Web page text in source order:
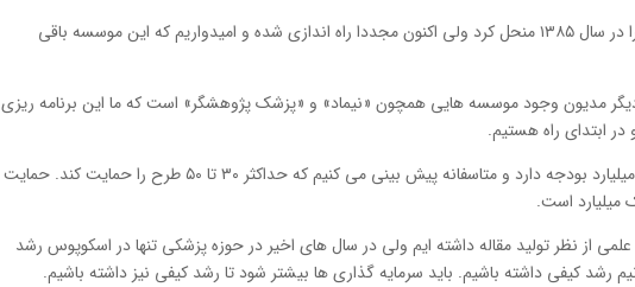
وی افزود: وزارت بهداشت نیماد را در سال ۱۳۸۵ منحل کرد ولی اکنون مجددا راه اندازی شده و امیدواریم که این موسسه باقی
مدیون وجود موسسه هایی همچون «نیماد» و «پزشک پژوهشگر» است که ما این برنامه ریزی
در ابتدای راه هستیم.
وی عنوان کرد: موسسه نیماد ۳۰ میلیارد بودجه دارد و متاسفانه پیش بینی می کنیم که حداکثر ۳۰ تا ۵۰ طرح را حمایت کند. حمایت
گذشته رشد علمی از نظر تولید مقاله داشته ایم ولی در سال های اخیر در حوزه پزشکی تنها در اسکوپوس رشد
رشد کیفی داشته باشیم. باید سرمایه گذاری ها بیشتر شود تا رشد کیفی نیز داشته باشیم.